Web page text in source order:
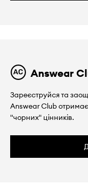
Answear
Зареєструйся та
Answear Club
"чорних" цінників.